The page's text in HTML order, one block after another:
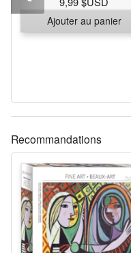
Ajouter au panier
Recommandations